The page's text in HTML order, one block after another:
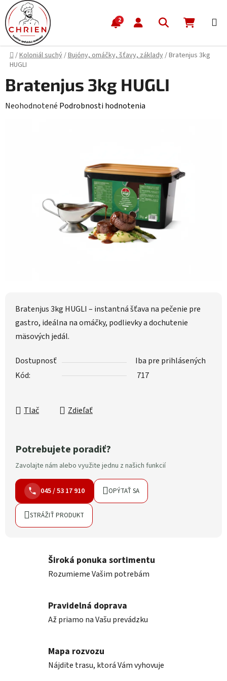
Prejsť na obsah
2 Hľadať
Domov
/Koloniál suchý/Bujóny, omáčky, šťavy, základy/Bratenjus 3kg
HUGLI
Bratenjus 3kg HUGLI – instantná šťava na pečenie pre
gastro, ideálna na omáčky, podlievky a dochutenie
mäsových jedál.
Dostupnosť
Iba pre prihlásených
Kód:
717
Tlač Zdieľať
Potrebujete poradiť?
Zavolajte nám alebo využite jednu z našich funkcií
045 / 53 17 910 OPÝTAŤ SA
STRÁŽIŤ PRODUKT
Bratenjus 3kg HUGLI
Priemerné hodnotenie produktu je 0,0 z 5 hviezdičiek.
Neohodnotené Podrobnosti hodnotenia
Široká ponuka sortimentu
Rozumieme Vašim potrebám
Pravidelná doprava
Až priamo na Vašu prevádzku
Mapa rozvozu
Nájdite trasu, ktorá Vám vyhovuje